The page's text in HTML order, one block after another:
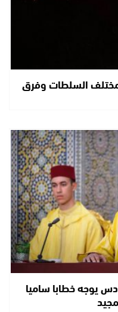
مختلف السلطات وفرق
يوجه خطابا ساميا